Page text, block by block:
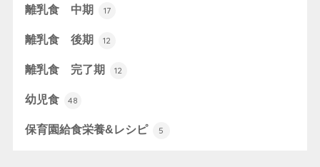
離乳食 中期 17
離乳食 後期 12
離乳食 完了期 12
幼児食 48
保育園給食栄養&レシピ 5